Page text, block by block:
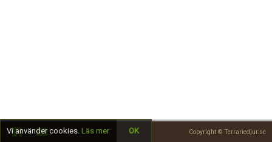
Copyright © Terrariedjur.se
Vi använder cookies. Läs mer OK